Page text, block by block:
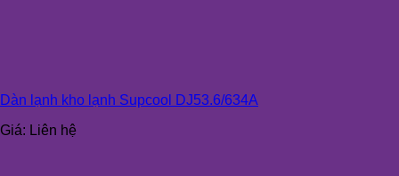
Dàn lạnh kho lạnh Supcool DJ53.6/634A
Giá: Liên hệ